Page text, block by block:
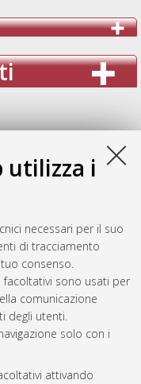
utilizza i
necessari per il suo
di tracciamento
consenso.
sono usati per
comunicazione
degli utenti.
solo con i
attivando